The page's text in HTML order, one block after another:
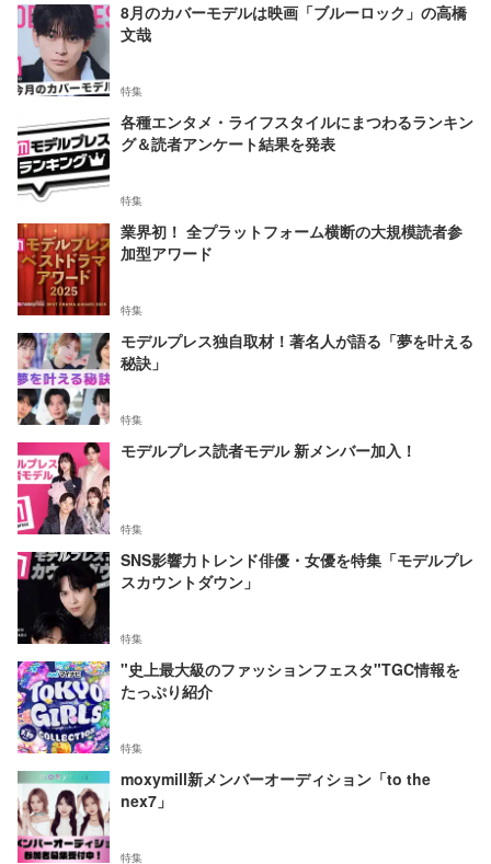
8月のカバーモデルは映画「ブルーロック」の高橋
文哉
特集
各種エンタメ・ライフスタイルにまつわるランキン
グ＆読者アンケート結果を発表
特集
業界初！ 全プラットフォーム横断の大規模読者参
加型アワード
特集
モデルプレス独自取材！著名人が語る「夢を叶える
秘訣」
特集
モデルプレス読者モデル 新メンバー加入！
特集
SNS影響力トレンド俳優・女優を特集「モデルプレ
スカウントダウン」
特集
"史上最大級のファッションフェスタ"TGC情報を
たっぷり紹介
特集
moxymill新メンバーオーディション「to the
nex7」
特集